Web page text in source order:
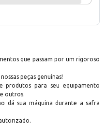
que passam por um rigoroso
peças genuínas!
produtos para seu equipamento
outros.
dá sua máquina durante a safra